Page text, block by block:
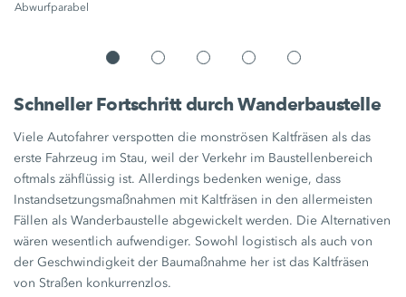
Abwurfparabel
Schneller Fortschritt durch Wanderbaustelle
Viele Autofahrer verspotten die monströsen Kaltfräsen als das
erste Fahrzeug im Stau, weil der Verkehr im Baustellenbereich
oftmals zähflüssig ist. Allerdings bedenken wenige, dass
Instandsetzungsmaßnahmen mit Kaltfräsen in den allermeisten
Fällen als Wanderbaustelle abgewickelt werden. Die Alternativen
wären wesentlich aufwendiger. Sowohl logistisch als auch von
der Geschwindigkeit der Baumaßnahme her ist das Kaltfräsen
von Straßen konkurrenzlos.